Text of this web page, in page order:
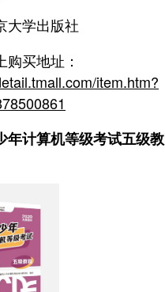
大学出版社
购买地址：
item.htm?
年计算机等级考试五级教